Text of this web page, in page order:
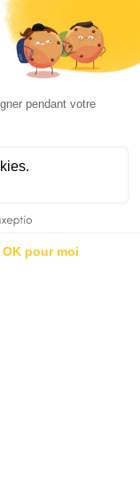
suivi via des